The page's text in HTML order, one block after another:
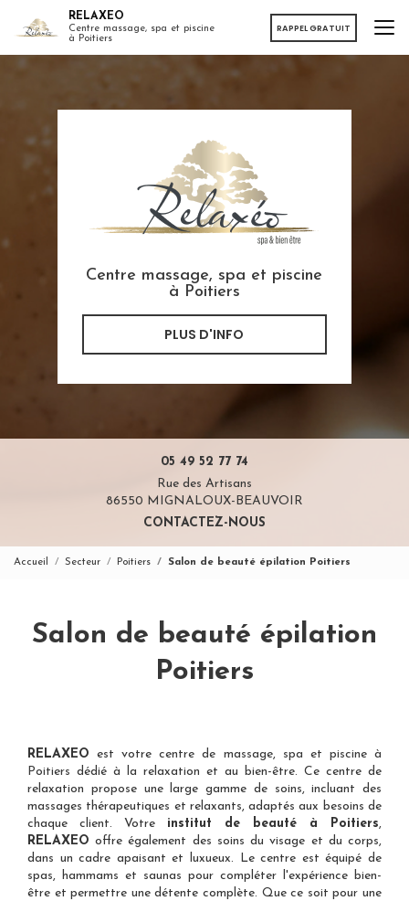
RELAXEO
Centre massage, spa et piscine
à Poitiers
RAPPEL GRATUIT
Centre massage, spa et piscine
à Poitiers
PLUS D'INFO
05 49 52 77 74
Rue des Artisans
86550 MIGNALOUX-BEAUVOIR
CONTACTEZ-NOUS
Accueil Secteur Poitiers Salon de beauté épilation Poitiers
Salon de beauté épilation
Poitiers
RELAXEO est votrecentre de massage, spa et piscine à
Poitiers dédié à la relaxation et au bien-être. Ce centre de
relaxation propose une large gamme de soins, incluant des
massages thérapeutiques et relaxants, adaptés aux besoins de
chaque client. Votre institut de beauté à Poitiers,
RELAXEO offre également des soins du visage et du corps,
dans un cadre apaisant et luxueux. Le centre est équipé de
spas, hammams et saunas pour compléter l'expérience bien-
être et permettre une détente complète. Que ce soit pour une